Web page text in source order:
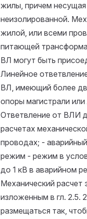
жилы, причем
неизолированной.
жилой, или всеми
питающей
ВЛ могут быть
Линейное
ВЛ, имеющий более
опоры магистрали
Ответвление от ВЛИ
расчетах
проводах; -
режим - режим в
до 1 кВ в аварийном
Механический
изложенным в гл. 2.5.
размещаться так,